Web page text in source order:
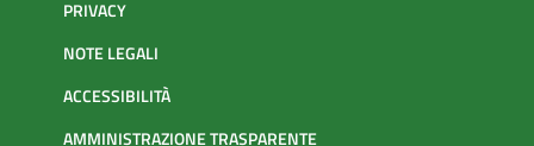
PRIVACY
NOTE LEGALI
ACCESSIBILITÀ
AMMINISTRAZIONE TRASPARENTE